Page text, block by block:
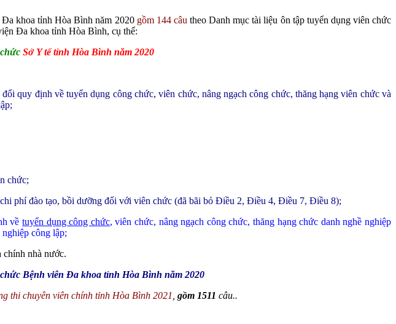
khoa tỉnh Hòa Bình năm 2020 gồm 144 câu theo Danh mục tài liệu ôn tập tuyển dụng viên chức
Đa khoa tỉnh Hòa Bình, cụ thể:
Sở Y tế tỉnh Hòa Bình năm 2020
quy định về tuyển dụng công chức, viên chức, nâng ngạch công chức, thăng hạng viên chức và
chức;
phí đào tạo, bồi dưỡng đối với viên chức (đã bãi bỏ Điều 2, Điều 4, Điều 7, Điều 8);
vềtuyển dụng công chức, viên chức, nâng ngạch công chức, thăng hạng chức danh nghề nghiệp
công lập;
nhà nước.
Bệnh viên Đa khoa tỉnh Hòa Bình năm 2020
thi chuyên viên chính tỉnh Hòa Bình 2021 gồm 1511 câu..